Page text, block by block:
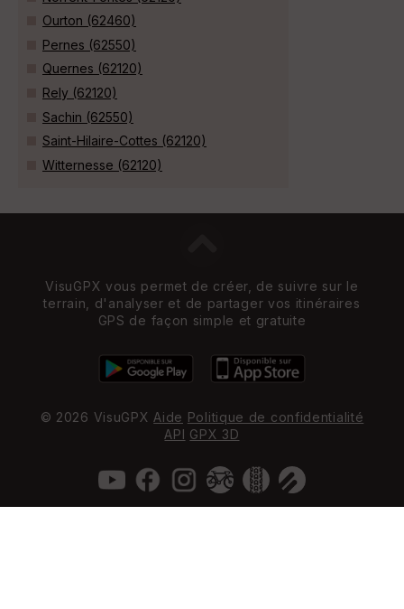
Ourton (62460)
Pernes (62550)
Quernes (62120)
Rely (62120)
Sachin (62550)
Saint-Hilaire-Cottes (62120)
Witternesse (62120)
VisuGPX vous permet de créer, de suivre sur le
terrain, d'analyser et de partager vos itinéraires
GPS de façon simple et gratuite
© 2026 VisuGPX Aide Politique de confidentialité
API GPX 3D